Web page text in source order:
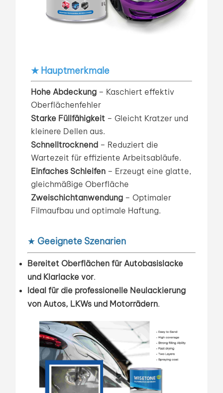
★ Hauptmerkmale
Hohe Abdeckung– Kaschiert effektiv
Oberflächenfehler
Starke Füllfähigkeit– Gleicht Kratzer und
kleinere Dellen aus.
Schnelltrocknend– Reduziert die
Wartezeit für effiziente Arbeitsabläufe.
Einfaches Schleifen– Erzeugt eine glatte,
gleichmäßige Oberfläche
Zweischichtanwendung– Optimaler
Filmaufbau und optimale Haftung.
★ Geeignete Szenarien
Bereitet Oberflächen für Autobasislacke
und Klarlacke vor.
Ideal für die professionelle Neulackierung
von Autos, LKWs und Motorrädern.